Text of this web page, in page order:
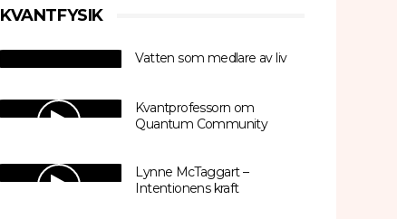
KVANTFYSIK
Vatten som medlare av liv
Kvantprofessorn om
Quantum Community
Lynne McTaggart –
Intentionens kraft